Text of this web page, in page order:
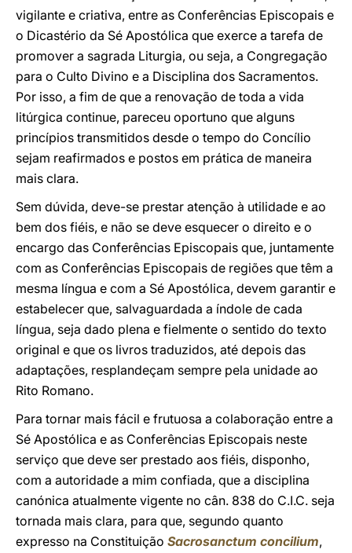
vigilante e criativa, entre as Conferências Episcopais e
o Dicastério da Sé Apostólica que exerce a tarefa de
promover a sagrada Liturgia, ou seja, a Congregação
para o Culto Divino e a Disciplina dos Sacramentos.
Por isso, a fim de que a renovação de toda a vida
litúrgica continue, pareceu oportuno que alguns
princípios transmitidos desde o tempo do Concílio
sejam reafirmados e postos em prática de maneira
mais clara.
Sem dúvida, deve-se prestar atenção à utilidade e ao
bem dos fiéis, e não se deve esquecer o direito e o
encargo das Conferências Episcopais que, juntamente
com as Conferências Episcopais de regiões que têm a
mesma língua e com a Sé Apostólica, devem garantir e
estabelecer que, salvaguardada a índole de cada
língua, seja dado plena e fielmente o sentido do texto
original e que os livros traduzidos, até depois das
adaptações, resplandeçam sempre pela unidade ao
Rito Romano.
Para tornar mais fácil e frutuosa a colaboração entre a
Sé Apostólica e as Conferências Episcopais neste
serviço que deve ser prestado aos fiéis, disponho,
com a autoridade a mim confiada, que a disciplina
canónica atualmente vigente no cân. 838 do C.I.C. seja
tornada mais clara, para que, segundo quanto
expresso na Constituição Sacrosanctum concilium,